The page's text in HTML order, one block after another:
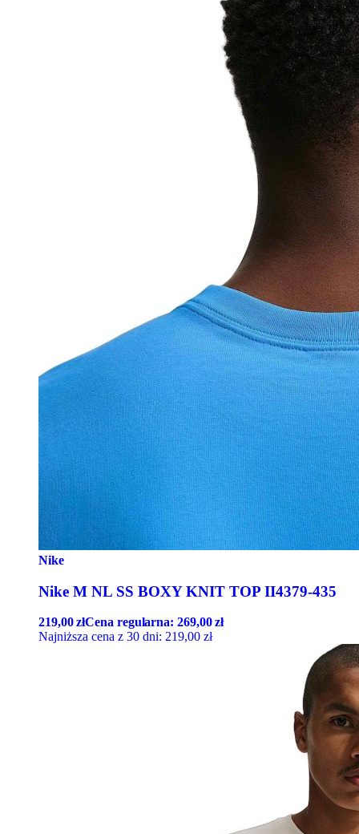
Nike
Nike M NL SS BOXY KNIT TOP II4379-435
219,00złCena regularna:269,00zł
Najniższa cena z 30 dni: 219,00 zł